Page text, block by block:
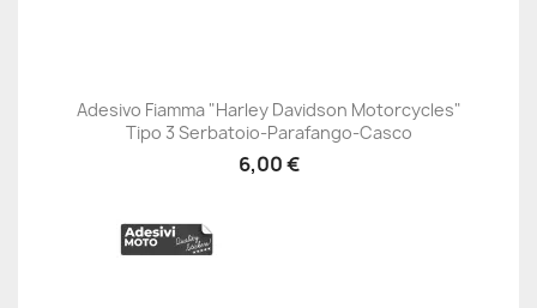
Adesivo Fiamma "Harley Davidson Motorcycles"
Tipo 3 Serbatoio-Parafango-Casco
6,00 €